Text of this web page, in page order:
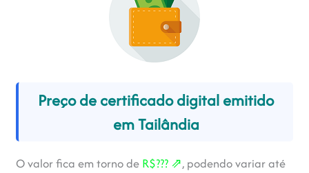
Preço de certificado digital emitido
em Tailândia
O valor fica em torno de R$??? ⇗, podendo variar até